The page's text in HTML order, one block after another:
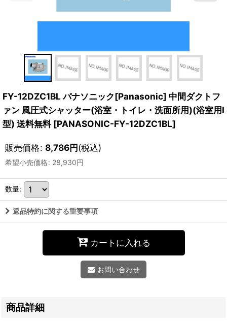
FY-12DZC1BL パナソニック[Panasonic] 中間ダクトフ
ァン 風圧式シャッター(浴室・トイレ・洗面所用)(浴室用I
型) 送料無料 [PANASONIC-FY-12DZC1BL]
販売価格: 8,786円(税込)
希望小売価格: 28,930円
数量:
返品特約に関する重要事項
カートに入れる
お問い合わせ
商品詳細